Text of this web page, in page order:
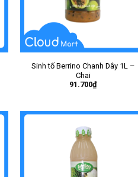
Sinh tố Berrino Chanh Dây 1L –
Chai
91.700₫